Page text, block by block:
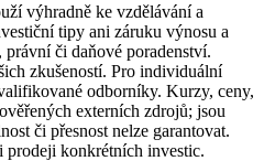
výhradně ke vzdělávání a
tipy ani záruku výnosu a
či daňové poradenství.
zkušeností. Pro individuální
odborníky. Kurzy, ceny,
externích zdrojů; jsou
či přesnost nelze garantovat.
prodeji konkrétních investic.